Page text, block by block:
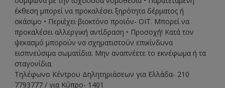
έκθεση µπορεί να προκαλέσει ξηρότητα δέρµατος ή
σκάσιµο • Περιέχει βιοκτόνο προϊόν- OIT. Μπορεί να
προκαλέσει αλλεργική αντίδραση • Προσοχή! Κατά τον
ψεκασµό µπορούν να σχηµατιστούν επικίνδυνα
εισπνεύσιµα σωµατίδια. Μην αναπνέετε το εκνέφωµα ή τα
σταγονίδια.
Τηλέφωνο Κέντρου Δηλητηριάσεων για Ελλάδα- 210
7793777 / για Κύπρο- 1401